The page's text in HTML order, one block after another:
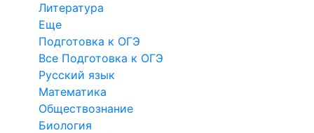
Литература
Еще
Подготовка к ОГЭ
Все Подготовка к ОГЭ
Русский язык
Математика
Обществознание
Биология